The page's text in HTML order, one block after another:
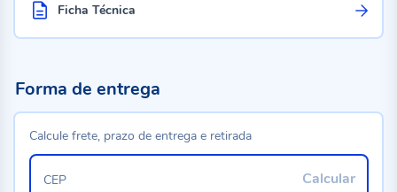
Ficha Técnica
Forma de entrega
Calcule frete, prazo de entrega e retirada
Calcular
CEP